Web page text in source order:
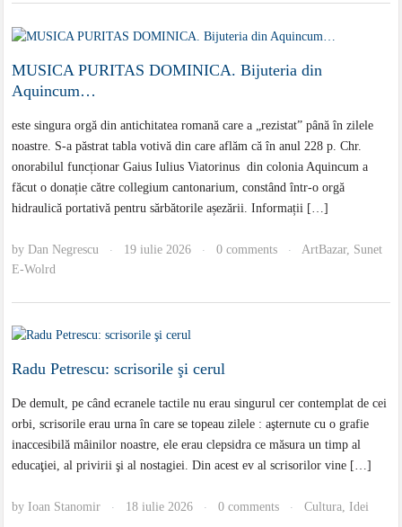
MUSICA PURITAS DOMINICA. Bijuteria din
Aquincum…
este singura orgă din antichitatea romană care a „rezistat” până în zilele
noastre. S-a păstrat tabla votivă din care aflăm că în anul 228 p. Chr.
onorabilul funcționar Gaius Iulius Viatorinus din colonia Aquincum a
făcut o donație către collegium cantonarium, constând într-o orgă
hidraulică portativă pentru sărbătorile așezării. Informații […]
byDan Negrescu · 19 iulie 2026 · 0 comments · ArtBazar, Sunet
E-Wolrd
Radu Petrescu: scrisorile şi cerul
De demult, pe când ecranele tactile nu erau singurul cer contemplat de cei
orbi, scrisorile erau urna în care se topeau zilele : aşternute cu o grafie
inaccesibilă mâinilor noastre, ele erau clepsidra ce măsura un timp al
educaţiei, al privirii şi al nostagiei. Din acest ev al scrisorilor vine […]
by Ioan Stanomir · 18 iulie 2026 · 0 comments · Cultura, Idei